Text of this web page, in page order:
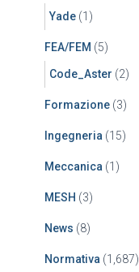
Yade (1)
FEA/FEM (5)
Code_Aster (2)
Formazione (3)
Ingegneria (15)
Meccanica (1)
MESH (3)
News (8)
Normativa (1,687)